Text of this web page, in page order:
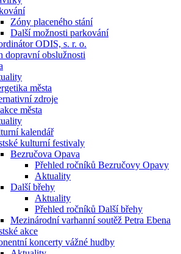
Zóny placeného stání
Další možnosti parkování
ODIS, s. r. o.
dopravní obslužnosti
města
zdroje
města
kalendář
kulturní festivaly
Bezručova Opava
Přehled ročníků Bezručovy Opavy
Aktuality
Další břehy
Aktuality
Přehled ročníků Další břehy
Mezinárodní varhanní soutěž Petra Ebena
akce
koncerty vážné hudby